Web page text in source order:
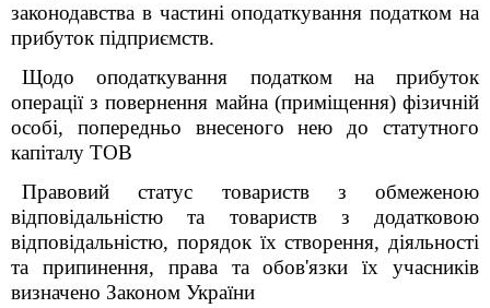
законодавства в частині оподаткування податком на
прибуток підприємств.
Щодо оподаткування податком на прибуток
операції з повернення майна (приміщення) фізичній
особі, попередньо внесеного нею до статутного
капіталу ТОВ
Правовий статус товариств з обмеженою
відповідальністю та товариств з додатковою
відповідальністю, порядок їх створення, діяльності
та припинення, права та обов'язки їх учасників
визначено Законом України